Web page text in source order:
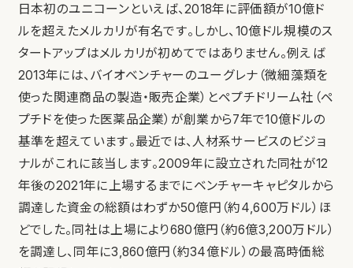
日本初のユニコーンといえば、2018年に評価額が10億ド
ルを超えたメルカリが有名です。しかし、10億ドル規模のス
タートアップはメルカリが初めてではありません。例えば
2013年には、バイオベンチャーのユーグレナ（微細藻類を
使った関連商品の製造・販売企業）とペプチドリーム社（ペ
プチドを使った医薬品企業）が創業から7年で10億ドルの
基準を超えています。最近では、人材系サービスのビジョ
ナルがこれに該当します。2009年に設立された同社が12
年後の2021年に上場するまでにベンチャーキャピタルから
調達した資金の総額はわずか50億円（約4,600万ドル）ほ
どでした。同社は上場により680億円（約6億3,200万ドル）
を調達し、同年に3,860億円（約34億ドル）の最高時価総